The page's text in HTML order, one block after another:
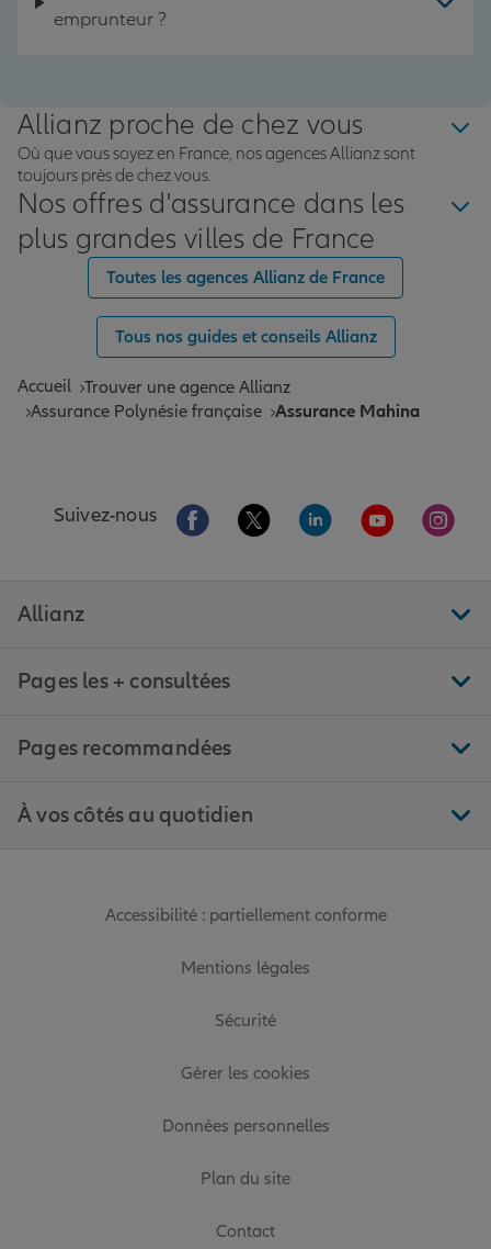
emprunteur ?
Allianz proche de chez vous
Où que vous soyez en France, nos agences Allianz sont
toujours près de chez vous.
Nos offres d'assurance dans les
plus grandes villes de France
Toutes les agences Allianz de France
Tous nos guides et conseils Allianz
Accueil Trouver une agence Allianz
Assurance Polynésie française Assurance Mahina
Suivez-nous Aller sur la page Facebook de Allianz
Aller sur la page Twitter de
Aller sur la page
Aller sur la
Aller
Allianz
Pages les + consultées
Pages recommandées
À vos côtés au quotidien
Accessibilité : partiellement conforme
Mentions légales
Sécurité
Gérer les cookies
Données personnelles
Plan du site
Contact